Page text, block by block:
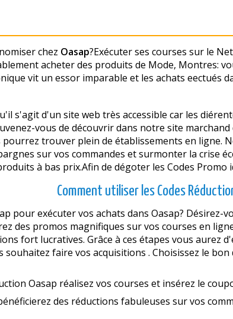
chez Oasap?Exécuter ses courses sur le
acheter des produits de Mode, Montres:
vit un essor imparable et les achats effectués
s'agit d'un site web très accessible car les
vous de découvrir dans notre site
trouver plein de établissements en ligne.
sur vos commandes et surmonter la crise
à bas prix.Afin de dégoter les Codes
Comment utiliser les Codes
pour exécuter vos achats dans Oasap? Désirez-
des promos magnifiques sur vos courses en
fort lucratives. Grâce à ces étapes vous aurez
faire vos acquisitions . Choisissez le
Oasap réalisez vos courses et insérez le
des réductions fabuleuses sur vos